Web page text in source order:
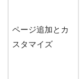
ページ追加とカ
スタマイズ